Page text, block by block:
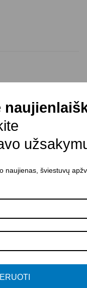
naujienas, šviestuvų